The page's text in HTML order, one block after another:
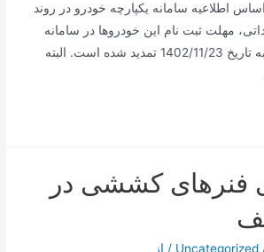
اطلاعیه سامانه یکپارچه خودرو در روند
مهلت ثبت نام این خودروها در سامانه
یکپارچه تا امروز دوشنبه تاریخ 1402/11/23 تمدید شده است. البته
فنرهای کششی در
Uncategorized / از